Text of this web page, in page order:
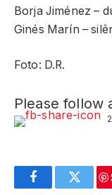
Borja Jiménez –
Ginés Marín –
Foto: D.R.
Please follow
FacebookTwitter